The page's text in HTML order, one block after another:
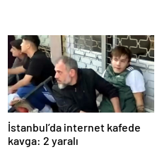
İstanbul’da internet kafede
kavga: 2 yaralı